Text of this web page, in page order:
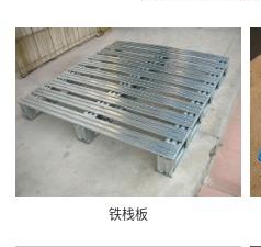
铁栈板